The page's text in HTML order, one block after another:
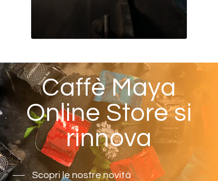
Caffè Maya
Online Store si
rinnova
Scopri le nostre novità